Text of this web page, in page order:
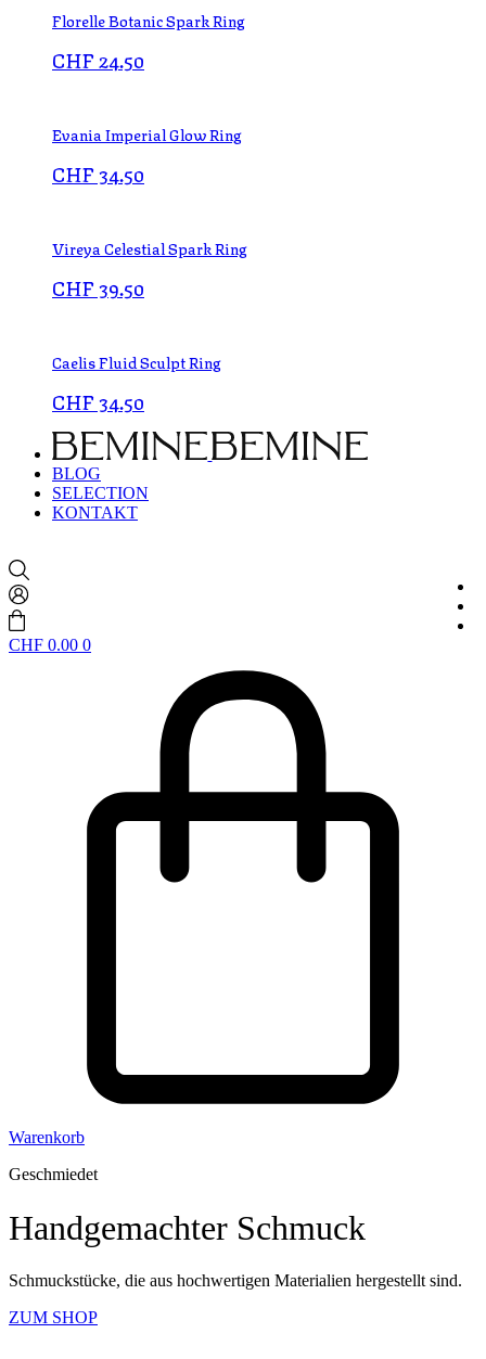
Florelle Botanic Spark Ring
CHF24.50
Evania Imperial Glow Ring
CHF34.50
Vireya Celestial Spark Ring
CHF39.50
Caelis Fluid Sculpt Ring
CHF34.50
BLOG
SELECTION
KONTAKT
CHF 0.00 0
Warenkorb
Geschmiedet
Handgemachter Schmuck
Schmuckstücke, die aus hochwertigen Materialien hergestellt sind.
ZUM SHOP